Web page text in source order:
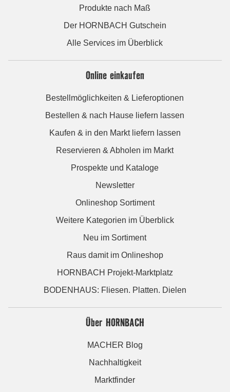
Produkte nach Maß
Der HORNBACH Gutschein
Alle Services im Überblick
Online einkaufen
Bestellmöglichkeiten & Lieferoptionen
Bestellen & nach Hause liefern lassen
Kaufen & in den Markt liefern lassen
Reservieren & Abholen im Markt
Prospekte und Kataloge
Newsletter
Onlineshop Sortiment
Weitere Kategorien im Überblick
Neu im Sortiment
Raus damit im Onlineshop
HORNBACH Projekt-Marktplatz
BODENHAUS: Fliesen. Platten. Dielen
Über HORNBACH
MACHER Blog
Nachhaltigkeit
Marktfinder